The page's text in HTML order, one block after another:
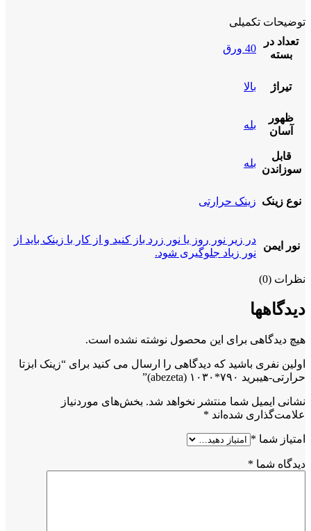
توضیحات تکمیلی
تعداد در
بسته
40 ورق
تیراژ بالا
ظهور
آسان
بله
قابل
سوزاندن
بله
نوع زینک زینک حرارتی
نور ایمن
در زیر نور روز یا نور زرد باز کنید و از کار با زینک باید از
نور زیاد جلوگیری شود.
نظرات (0)
دیدگاهها
هیچ دیدگاهی برای این محصول نوشته نشده است.
اولین نفری باشید که دیدگاهی را ارسال می کنید برای “زینک ابزتا
حرارتی-هیبرید ۷۹۰*۱۰۳۰ (abezeta)”
نشانی ایمیل شما منتشر نخواهد شد. بخش‌های موردنیاز
علامت‌گذاری شده‌اند *
امتیاز شما *
دیدگاه شما *